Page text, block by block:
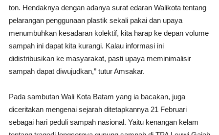
ton. Hendaknya dengan adanya surat edaran Walikota tentang
pelarangan penggunaan plastik sekali pakai dan upaya
menumbuhkan kesadaran kolektif, kita harap ke depan volume
sampah ini dapat kita kurangi. Kalau informasi ini
didistribusikan ke masyarakat, pasti upaya meminimalisir
sampah dapat diwujudkan,” tutur Amsakar.
Pada sambutan Wali Kota Batam yang ia bacakan, juga
diceritakan mengenai sejarah ditetapkannya 21 Februari
sebagai hari peduli sampah nasional. Yaitu kenangan kelam